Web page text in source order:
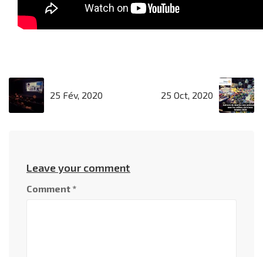
25 Fév, 2020 25 Oct, 2020
Leave your comment
Comment *